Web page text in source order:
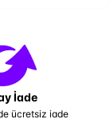
İade
ücretsiz iade